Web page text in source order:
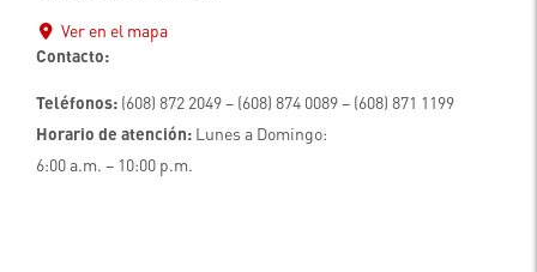
Ver en el mapa
Contacto:
Teléfonos: (608) 872 2049 – (608) 874 0089 – (608) 871 1199
Horario de atención: Lunes a Domingo:
6:00 a.m. – 10:00 p.m.